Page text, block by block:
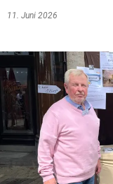
11. Juni 2026